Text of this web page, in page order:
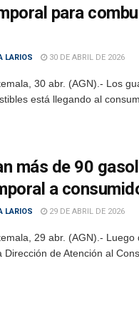
para
LARIOS 30 DE ABRIL DE 2026
30 abr. (AGN).- Los
está llegando al
más de 90
a
LARIOS 29 DE ABRIL DE 2026
29 abr. (AGN).-
Dirección de Atención al